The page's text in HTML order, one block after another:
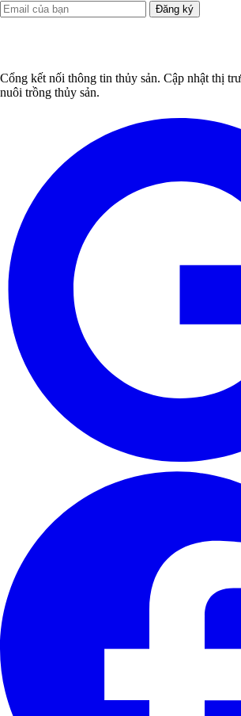
Đăng ký
Cổng kết nối thông tin thủy sản. Cập nhật thị
nuôi trồng thủy sản.